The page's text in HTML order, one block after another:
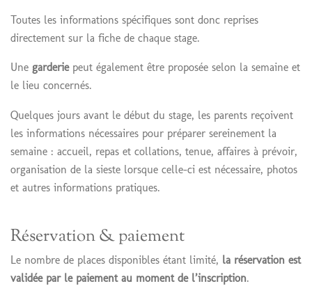
Toutes les informations spécifiques sont donc reprises
directement sur la fiche de chaque stage.
Une garderiepeut également être proposée selon la semaine et
le lieu concernés.
Quelques jours avant le début du stage, les parents reçoivent
les informations nécessaires pour préparer sereinement la
semaine : accueil, repas et collations, tenue, affaires à prévoir,
organisation de la sieste lorsque celle-ci est nécessaire, photos
et autres informations pratiques.
Réservation & paiement
Le nombre de places disponibles étant limité, la réservation est
validée par le paiement au moment de l’inscription.